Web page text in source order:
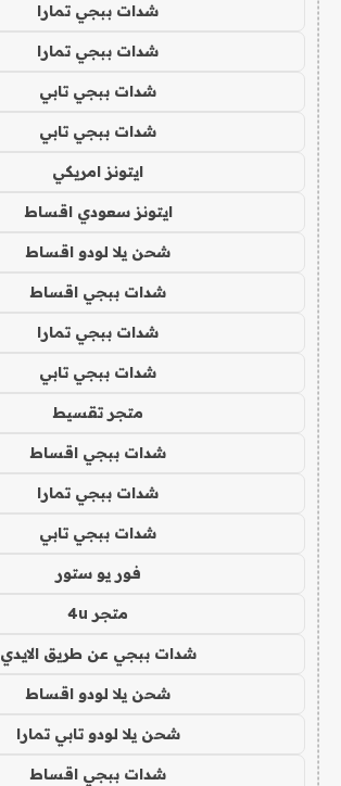
شدات ببجي تمارا
شدات ببجي تمارا
شدات ببجي تابي
شدات ببجي تابي
ايتونز امريكي
ايتونز سعودي اقساط
شحن يلا لودو اقساط
شدات ببجي اقساط
شدات ببجي تمارا
شدات ببجي تابي
متجر تقسيط
شدات ببجي اقساط
شدات ببجي تمارا
شدات ببجي تابي
فور يو ستور
متجر 4u
شدات ببجي عن طريق الايدي
شحن يلا لودو اقساط
شحن يلا لودو تابي تمارا
شدات ببجي اقساط